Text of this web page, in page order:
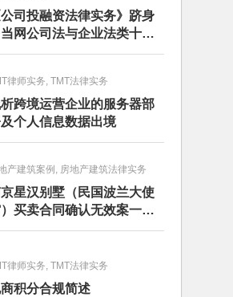
公司投融资法律实务》跻身
网公司法与企业法类十大
图书榜
律师实务, TMT法律实务
跨境运营企业的服务器部
个人信息数据出境
产建筑案例, 房地产建筑法律实务
星汉别墅（民国波兰大使
买卖合同确认无效案一审
书
律师实务, TMT法律实务
积分合规简述